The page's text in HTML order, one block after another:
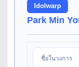
Idolwarp
Park Min
ชื่อในวงการ